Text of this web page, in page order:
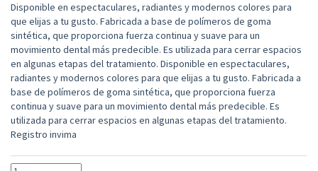
Disponible en espectaculares, radiantes y modernos colores para
que elijas a tu gusto. Fabricada a base de polímeros de goma
sintética, que proporciona fuerza continua y suave para un
movimiento dental más predecible. Es utilizada para cerrar espacios
en algunas etapas del tratamiento. Disponible en espectaculares,
radiantes y modernos colores para que elijas a tu gusto. Fabricada a
base de polímeros de goma sintética, que proporciona fuerza
continua y suave para un movimiento dental más predecible. Es
utilizada para cerrar espacios en algunas etapas del tratamiento.
Registro invima